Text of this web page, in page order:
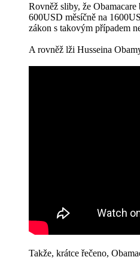
Rovněž sliby, že
600USD měsíčně na
zákon s takovým případem
A rovněž lži Husseina
Takže, krátce řečeno,